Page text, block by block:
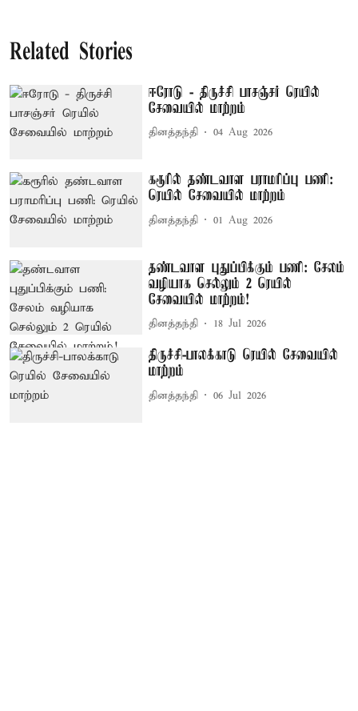
Related Stories
ஈரோடு - திருச்சி பாசஞ்சர் ரெயில்
சேவையில் மாற்றம்
தினத்தந்தி 04 Aug 2026
கரூரில் தண்டவாள பராமரிப்பு பணி:
ரெயில் சேவையில் மாற்றம்
தினத்தந்தி 01 Aug 2026
தண்டவாள புதுப்பிக்கும் பணி: சேலம்
வழியாக செல்லும் 2 ரெயில்
சேவையில் மாற்றம்!
தினத்தந்தி 18 Jul 2026
திருச்சி-பாலக்காடு ரெயில் சேவையில்
மாற்றம்
தினத்தந்தி 06 Jul 2026